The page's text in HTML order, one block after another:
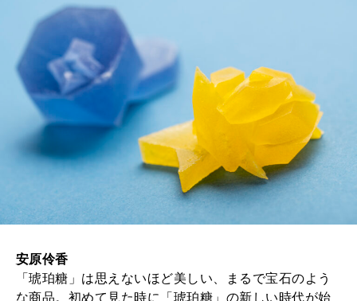
安原伶香
「琥珀糖」は思えないほど美しい、まるで宝石のよう
な商品。初めて見た時に「琥珀糖」の新しい時代が始